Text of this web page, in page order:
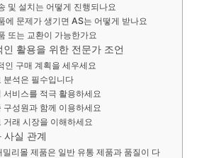
및 설치는 어떻게 진행되나요
에 문제가 생기면 AS는 어떻게 받나요
또는 교환이 가능한가요
인 활용을 위한 전문가 조언
인 구매 계획을 세우세요
분석은 필수입니다
서비스를 적극 활용하세요
구성원과 함께 이용하세요
거래 시장을 이해하세요
사실 관계
밀리몰 제품은 일반 유통 제품과 품질이 다